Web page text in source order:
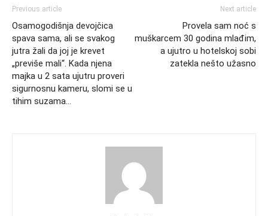
Previous article
Osamogodišnja devojčica
spava sama, ali se svakog
jutra žali da joj je krevet
„previše mali“. Kada njena
majka u 2 sata ujutru proveri
sigurnosnu kameru, slomi se u
tihim suzama…
Next article
Provela sam noć s
muškarcem 30 godina mlađim,
a ujutro u hotelskoj sobi
zatekla nešto užasno